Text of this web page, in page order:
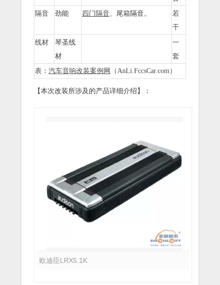
隔音
劲能 四门隔音 、尾箱隔音。
若
干
线材
琴圣线
材
一
套
表： 汽车音响改装案例网 （AnLi.FccsCar.com）
【本次改装所涉及的产品详细介绍】：
欧迪臣LRX5.1K